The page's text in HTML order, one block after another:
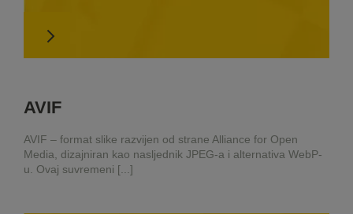
AVIF
AVIF – format slike razvijen od strane Alliance for Open
Media, dizajniran kao nasljednik JPEG-a i alternativa WebP-
u. Ovaj suvremeni [...]